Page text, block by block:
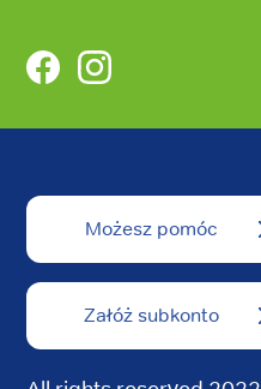
FacebookInstagram
Możesz pomóc
Załóż subkonto